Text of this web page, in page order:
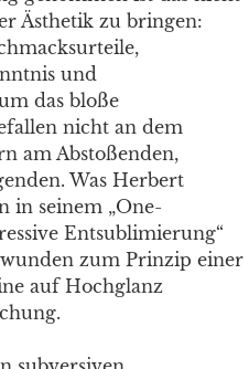
Ästhetik zu bringen:
und
das bloße
nicht an dem
am Abstoßenden,
Was Herbert
in seinem „One-
Entsublimierung“
zum Prinzip einer
auf Hochglanz